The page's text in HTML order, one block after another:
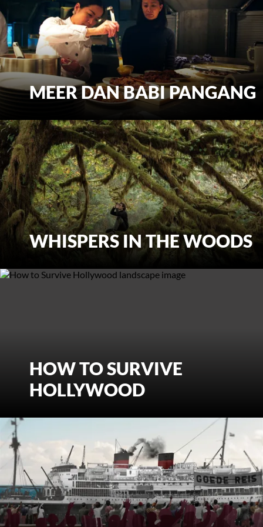
MEER DAN BABI PANGANG
BEKIJK MEER
WHISPERS IN THE WOODS
WHISPERS IN THE WOODS
BEKIJK MEER
HOW TO SURVIVE
HOLLYWOOD
BEKIJK MEER
ANAK INDIË